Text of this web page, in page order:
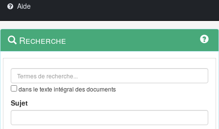
Aide
Navigation
outils
Menu
contextuel
Recherche
dans le texte intégral des documents
Sujet